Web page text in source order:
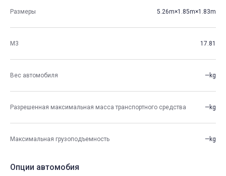
Размеры 5.26m×1.85m×1.83m
М3 17.81
Вес автомобиля —kg
Разрешенная максимальная масса транспортного средства —kg
Максимальная грузоподъемность —kg
Опции автомобия